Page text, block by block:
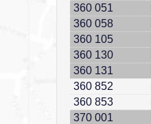
360 051
360 058
360 105
360 130
360 131
360 852
360 853
370 001